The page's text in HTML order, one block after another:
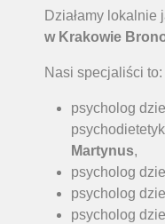
Działamy lokalnie
w Krakowie
Nasi specjaliści to:
psycholog
Martynus,
psycholog
psycholog
psycholog